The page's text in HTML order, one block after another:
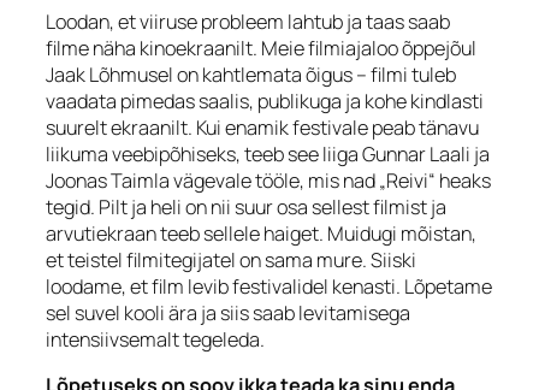
Loodan, et viiruse probleem lahtub ja taas saab
filme näha kinoekraanilt. Meie filmiajaloo õppejõul
Jaak Lõhmusel on kahtlemata õigus – filmi tuleb
vaadata pimedas saalis, publikuga ja kohe kindlasti
suurelt ekraanilt. Kui enamik festivale peab tänavu
liikuma veebipõhiseks, teeb see liiga Gunnar Laali ja
Joonas Taimla vägevale tööle, mis nad „Reivi“ heaks
tegid. Pilt ja heli on nii suur osa sellest filmist ja
arvutiekraan teeb sellele haiget. Muidugi mõistan,
et teistel filmitegijatel on sama mure. Siiski
loodame, et film levib festivalidel kenasti. Lõpetame
sel suvel kooli ära ja siis saab levitamisega
intensiivsemalt tegeleda.